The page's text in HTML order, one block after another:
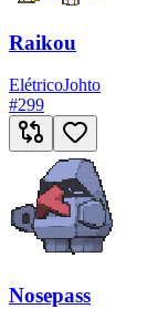
Raikou
ElétricoJohto
#299
Nosepass